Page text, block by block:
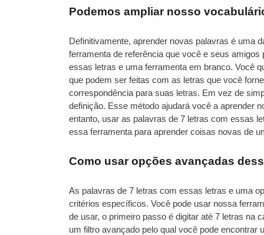
Podemos ampliar nosso
Definitivamente, aprender novas palavras é uma
ferramenta de referência que você e seus
essas letras e uma ferramenta em branco. Você
que podem ser feitas com as letras que você
correspondência para suas letras. Em vez de
definição. Esse método ajudará você a aprender
entanto, usar as palavras de 7 letras com essas
essa ferramenta para aprender coisas novas de
Como usar opções avançadas
As palavras de 7 letras com essas letras e uma
critérios específicos. Você pode usar nossa
de usar, o primeiro passo é digitar até 7 letras na
um filtro avançado pelo qual você pode